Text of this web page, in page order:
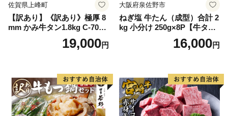
佐賀県上峰町
【訳あり】《訳あり》極厚 8
mm かみ牛タン1.8kg C-709-
19,000円
大阪府泉佐野市
ねぎ塩 牛たん（成型）合計 2
kg 小分け 250g×8P【牛タン
牛肉 焼肉用 薄切り 訳あり サ
16,000円